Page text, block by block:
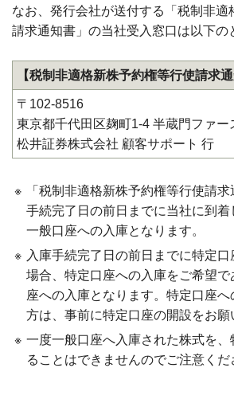
なお、発行会社が送付する「税制非適
請求通知書」の当社受入窓口は以下の
【税制非適格新株予約権等行使請求
〒102-8516
東京都千代田区麹町1-4 半蔵門ファー
松井証券株式会社 顧客サポート 行
※
「税制非適格新株予約権等行使請
手続完了日の前日までに当社に到着
一般口座への入庫となります。
※ 入庫手続完了日の前日までに特定
場合、特定口座への入庫をご希望で
座への入庫となります。特定口座
方は、事前に特定口座の開設をお願
※ 一度一般口座へ入庫された株式を、
ることはできませんのでご注意くだ